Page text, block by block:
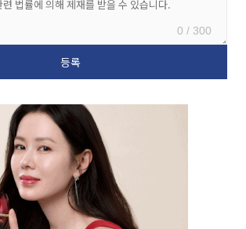
0 / 300